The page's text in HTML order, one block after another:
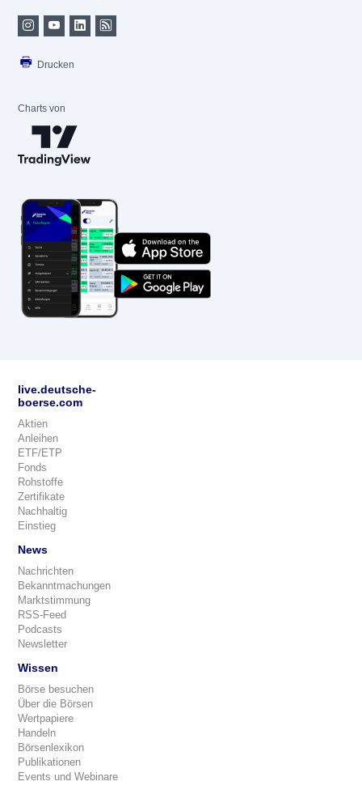
Drucken
Charts von
live.deutsche-
boerse.com
Aktien
Anleihen
ETF/ETP
Fonds
Rohstoffe
Zertifikate
Nachhaltig
Einstieg
News
Nachrichten
Bekanntmachungen
Marktstimmung
RSS-Feed
Podcasts
Newsletter
Wissen
Börse besuchen
Über die Börsen
Wertpapiere
Handeln
Börsenlexikon
Publikationen
Events und Webinare